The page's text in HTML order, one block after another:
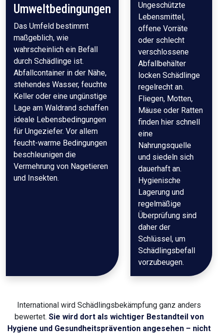
Umweltbedingungen
Das Umfeld bestimmt
maßgeblich, wie
wahrscheinlich ein Befall
durch Schädlinge ist.
Abfallcontainer in der Nähe,
stehendes Wasser, feuchte
Keller oder eine ungünstige
Lage am Waldrand schaffen
ideale Lebensbedingungen
für Ungeziefer. Vor allem
feucht-warme Bedingungen
beschleunigen die
Vermehrung von Nagetieren
und Insekten.
Ungeschützte
Lebensmittel,
offene Vorräte
oder schlecht
verschlossene
Abfallbehälter
locken Schädlinge
regelrecht an.
Fliegen, Motten,
Mäuse oder Ratten
finden hier schnell
eine
Nahrungsquelle
und siedeln sich
dauerhaft an.
Hygienische
Lagerung und
regelmäßige
Überprüfung sind
daher der
Schlüssel, um
Schädlingsbefall
vorzubeugen.
International wird Schädlingsbekämpfung ganz anders
bewertet. Sie wird dort als wichtiger Bestandteil von
Hygiene und Gesundheitsprävention angesehen – nicht